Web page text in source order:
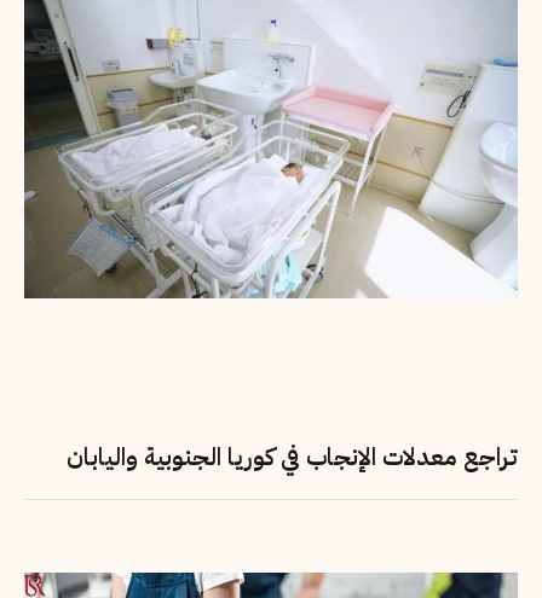
تراجع معدلات الإنجاب في كوريا الجنوبية واليابان